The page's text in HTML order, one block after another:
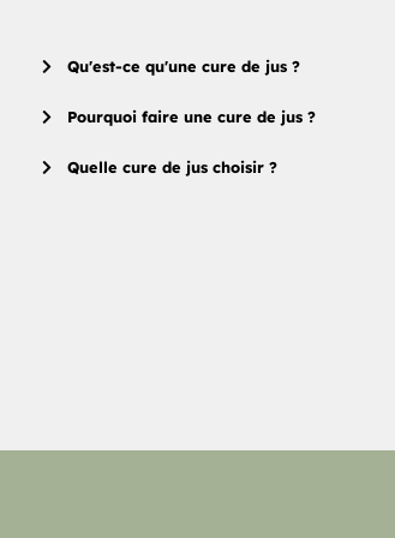
Qu'est-ce qu'une cure de jus ?
Pourquoi faire une cure de jus ?
Quelle cure de jus choisir ?